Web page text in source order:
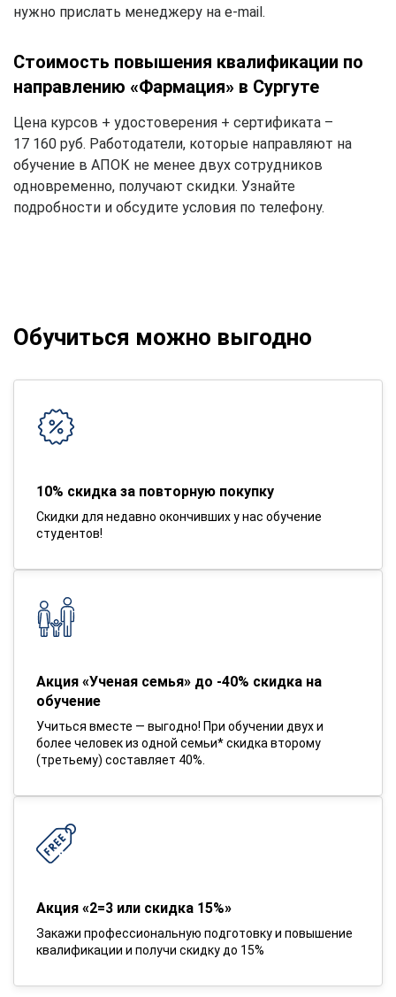
нужно прислать менеджеру на e-mail.
Стоимость повышения квалификации по
направлению «Фармация» в Сургуте
Цена курсов + удостоверения + сертификата –
17 160 руб. Работодатели, которые направляют на
обучение в АПОК не менее двух сотрудников
одновременно, получают скидки. Узнайте
подробности и обсудите условия по телефону.
Обучиться можно выгодно
10% скидка за повторную покупку
Скидки для недавно окончивших у нас обучение
студентов!
Акция «Ученая семья» до -40% скидка на
обучение
Учиться вместе — выгодно! При обучении двух и
более человек из одной семьи* скидка второму
(третьему) составляет 40%.
Акция «2=3 или скидка 15%»
Закажи профессиональную подготовку и повышение
квалификации и получи скидку до 15%